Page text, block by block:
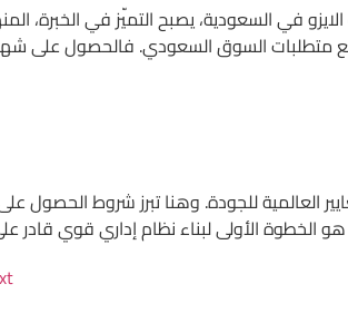
في السعودية، يصبح التميّز في الخبرة،
مع متطلبات السوق السعودي. فالحصول على